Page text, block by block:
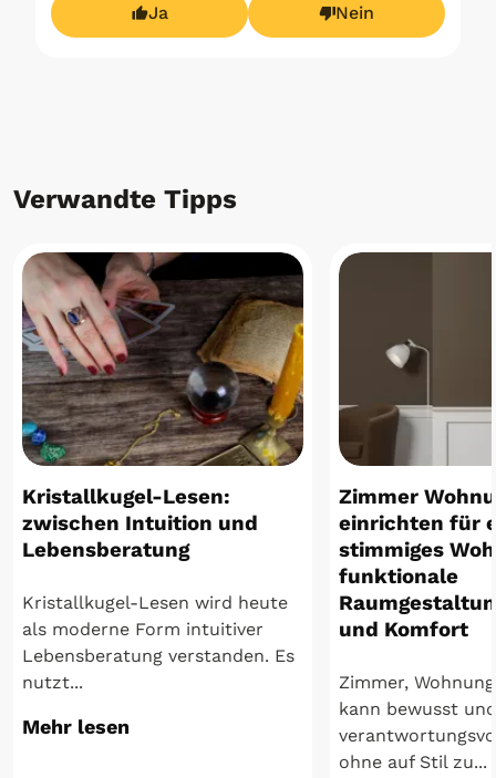
Ja Nein
Verwandte Tipps
Kristallkugel-Lesen:
zwischen Intuition und
Lebensberatung
Kristallkugel-Lesen wird heute
als moderne Form intuitiver
Lebensberatung verstanden. Es
nutzt...
Mehr lesen
Zimmer
einrichten für
stimmiges
funktionale
und Komfort
Zimmer,
kann bewusst und
ohne auf Stil zu...